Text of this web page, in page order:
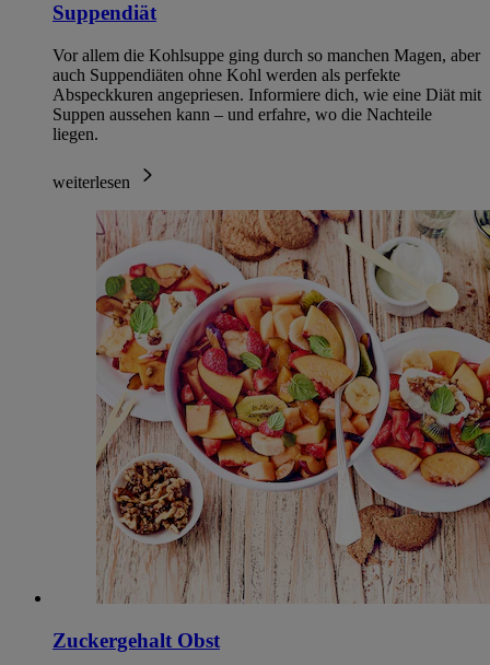
Suppendiät
Vor allem die Kohlsuppe ging durch so manchen Magen, aber
auch Suppendiäten ohne Kohl werden als perfekte
Abspeckkuren angepriesen. Informiere dich, wie eine Diät mit
Suppen aussehen kann – und erfahre, wo die Nachteile
liegen.
weiterlesen
Zuckergehalt Obst